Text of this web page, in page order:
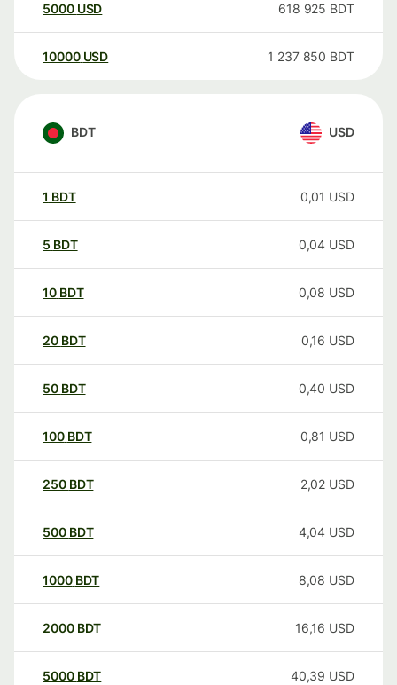
5000 USD 618 925 BDT
10000 USD 1 237 850 BDT
BDT USD
1 BDT 0,01 USD
5 BDT 0,04 USD
10 BDT 0,08 USD
20 BDT 0,16 USD
50 BDT 0,40 USD
100 BDT 0,81 USD
250 BDT 2,02 USD
500 BDT 4,04 USD
1000 BDT 8,08 USD
2000 BDT 16,16 USD
5000 BDT 40,39 USD